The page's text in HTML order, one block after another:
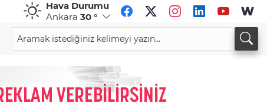
Hava Durumu
Ankara 30 °
CHF
59,0083%0,82
34,1883